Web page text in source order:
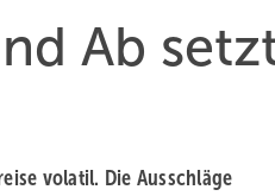
Ab
volatil. Die Ausschläge